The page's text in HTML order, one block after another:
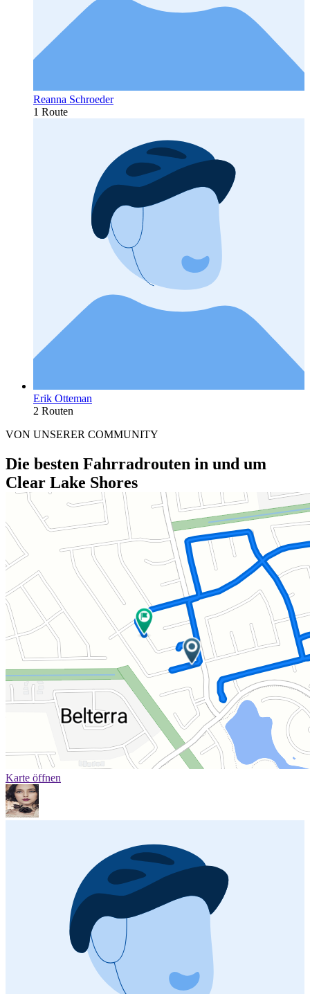
Reanna Schroeder
1 Route
Erik Otteman
2 Routen
VON UNSERER COMMUNITY
Die besten Fahrradrouten in und um
Clear Lake Shores
Karte öffnen